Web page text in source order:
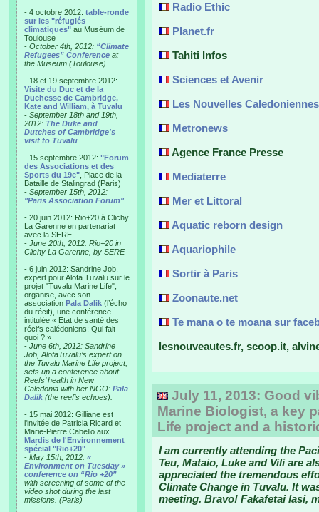
- 4 octobre 2012: table-ronde
sur les "réfugiés
climatiques" au Muséum de
Toulouse
- October 4th, 2012: “Climate
Refugees” Conference at
the Museum (Toulouse)
- 18 et 19 septembre 2012:
Visite du Duc et de la
Duchesse de Cambridge,
Kate and William, à Tuvalu
- September 18th and 19th,
2012: The Duke and
Dutches of Cambridge's
visit to Tuvalu
- 15 septembre 2012: "Forum
des Associations et des
Sports du 19e" , Place de la
Bataille de Stalingrad (Paris)
- September 15th, 2012:
"Paris Association Forum"
- 20 juin 2012: Rio+20 à Clichy
La Garenne en partenariat
avec la SERE
- June 20th, 2012: Rio+20 in
Clichy La Garenne, by SERE
- 6 juin 2012: Sandrine Job,
expert pour Alofa Tuvalu sur le
projet "Tuvalu Marine Life",
organise, avec son
association Pala Dalik (l’écho
du récif), une conférence
intitulée « Etat de santé des
récifs calédoniens: Qui fait
quoi ? »
- June 6th, 2012: Sandrine
Job, AlofaTuvalu’s expert on
the Tuvalu Marine Life project,
sets up a conference about
Reefs’ health in New
Caledonia with her NGO: Pala
Dalik (the reef’s echoes).
- 15 mai 2012: Gilliane est
l'invitée de Patricia Ricard et
Marie-Pierre Cabello aux
Mardis de l'Environnement
spécial "Rio+20"
- May 15th, 2012: «
Environment on Tuesday »
conference on “Rio +20”
with screening of some of the
video shot during the last
missions. (Paris)
Radio Ethic
Planet.fr
Tahiti Infos
Sciences et Avenir
Les Nouvelles Caledoniennes
Metronews
Agence France Presse
Mediaterre
Mer et Littoral
Aquatic reborn design
Aquariophile
Sortir à Paris
Zoonaute.net
Te mana o te moana sur
lesnouveautes.fr, scoop.it,
July 11, 2013: Good
Marine Biologist, a key
Life project and a
I am currently attending the
Teu, Mataio, Luke and Vili are
appreciated the tremendous
Climate Change in Tuvalu. It
meeting. Bravo! Fakafetai lasi,